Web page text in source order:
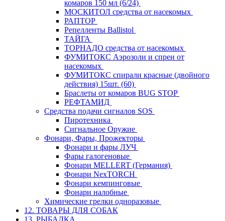
комаров 150 мл (6/24)
МОСКИТОЛ средства от насекомых
РАПТОР
Репелленты Ballistol
ТАЙГА
ТОРНАДО средства от насекомых
ФУМИТОКС Аэрозоли и спреи от
насекомых
ФУМИТОКС спирали красные (двойного
действия) 15шт. (60)
Браслеты от комаров BUG STOP
РЕФТАМИД
Средства подачи сигналов SOS
Пиротехника
Сигнальное Оружие
Фонари, Фары, Прожекторы
Фонари и фары ЛУЧ
Фары галогеновые
Фонари MELLERT (Германия)
Фонари NexTORCH
Фонари кемпинговые
Фонари налобные
Химические грелки одноразовые
12. ТОВАРЫ ДЛЯ СОБАК
13. РЫБАЛКА